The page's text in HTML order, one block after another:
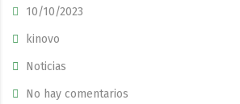
10/10/2023
kinovo
Noticias
No hay comentarios